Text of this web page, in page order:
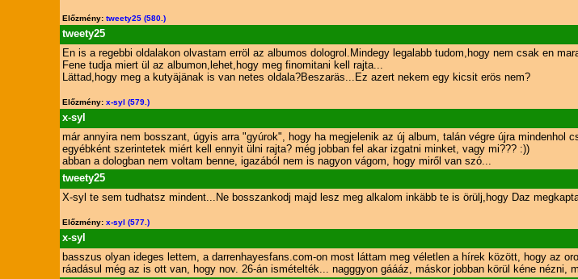
Előzmény: tweety25 (580.)
tweety25
En is a regebbi oldalakon olvastam erröl az albumos dologrol.Mindegy legalabb tudom,hogy nem csak en
Fene tudja miert ül az albumon,lehet,hogy meg finomitani kell rajta...
Lättad,hogy meg a kutyäjänak is van netes oldala?Beszaräs...Ez azert nekem egy kicsit erös nem?
Előzmény: x-syl (579.)
x-syl
már annyira nem bosszant, úgyis arra "gyúrok", hogy ha megjelenik az új album, talán végre újra mindenhol
egyébként szerintetek miért kell ennyit ülni rajta? még jobban fel akar izgatni minket, vagy mi??? :))
abban a dologban nem voltam benne, igazából nem is nagyon vágom, hogy miről van szó...
tweety25
X-syl te sem tudhatsz mindent...Ne bosszankodj majd lesz meg alkalom inkäbb te is örülj,hogy Daz
Előzmény: x-syl (577.)
x-syl
basszus olyan ideges lettem, a darrenhayesfans.com-on most láttam meg véletlen a hírek között, hogy az
ráadásul még az is ott van, hogy nov. 26-án ismételték... nagggyon gáááz, máskor jobban körül kéne nézni,